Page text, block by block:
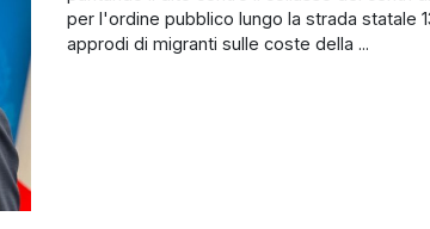
per l'ordine pubblico lungo la strada statale
approdi di migranti sulle coste della ...